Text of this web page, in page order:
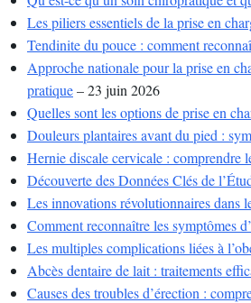
Les piliers essentiels de la prise en
Tendinite du pouce : comment
Approche nationale pour la prise en
pratique– 23 juin 2026
Quelles sont les options de prise en
Douleurs plantaires avant du pied :
Hernie discale cervicale : comprendre
Découverte des Données Clés de
Les innovations révolutionnaires dans
Comment reconnaître les symptômes
Les multiples complications liées à
Abcès dentaire de lait : traitements
Causes des troubles d’érection :